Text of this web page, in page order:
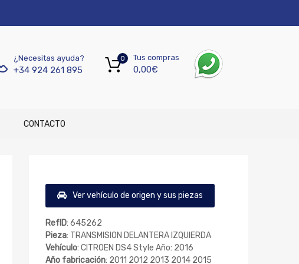
¿Necesitas ayuda?
+34 924 261 895
Tus compras
0,00€
0
CONTACTO
Ver vehículo de origen y sus piezas
RefID: 645262
Pieza: TRANSMISION DELANTERA IZQUIERDA
Vehículo: CITROEN DS4 Style Año: 2016
Año fabricación: 2011 2012 2013 2014 2015